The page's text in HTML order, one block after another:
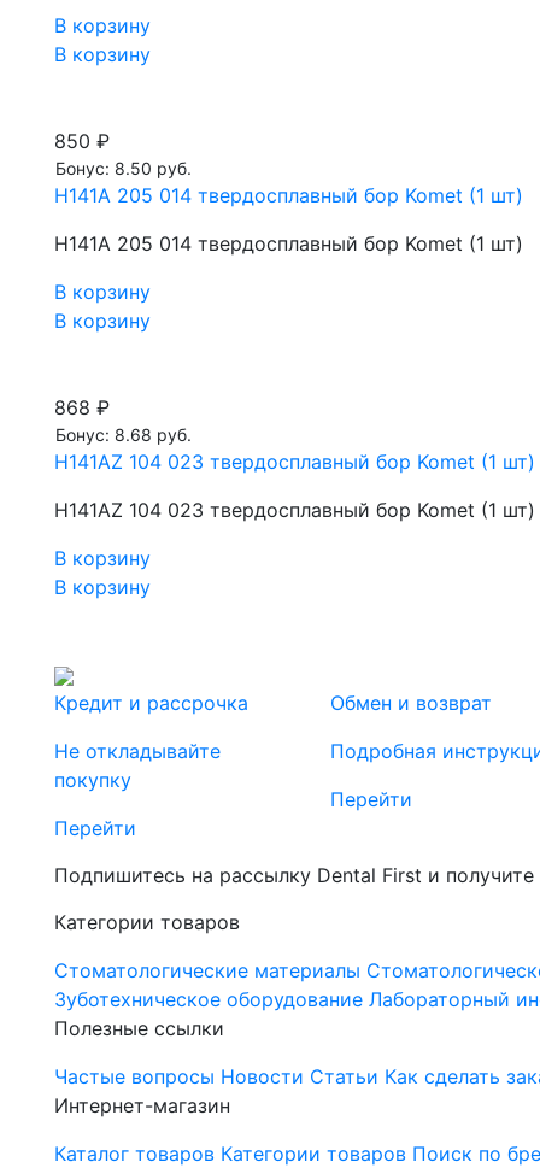
В корзину
В корзину
850 ₽
Бонус: 8.50 руб.
H141A 205 014 твердосплавный бор Komet (1 шт)
H141A 205 014 твердосплавный бор Komet (1 шт)
В корзину
В корзину
868 ₽
Бонус: 8.68 руб.
H141AZ 104 023 твердосплавный бор Komet (1 шт)
H141AZ 104 023 твердосплавный бор Komet (1 шт)
В корзину
В корзину
Кредит и рассрочка
Не откладывайте
покупку
Перейти
Обмен и возврат
Подробная
Перейти
Подпишитесь на рассылку Dental First и
Категории товаров
Стоматологические материалы
Зуботехническое оборудование Лабораторный
Полезные ссылки
Частые вопросы Новости Статьи Как сделать
Интернет-магазин
Каталог товаров Категории товаров Поиск по